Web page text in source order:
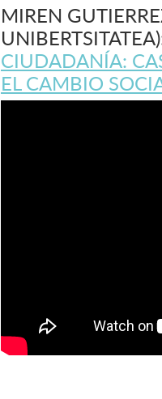
MIREN
CIUDADANÍA:
EL CAMBIO